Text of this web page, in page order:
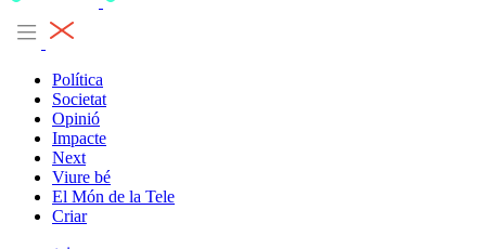
Política
Societat
Opinió
Impacte
Next
Viure bé
El Món de la Tele
Criar